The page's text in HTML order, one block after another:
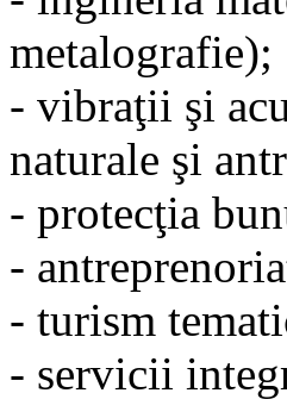
metalografie);
- vibraţii şi
naturale şi
- protecţia
-
- turism
- servicii